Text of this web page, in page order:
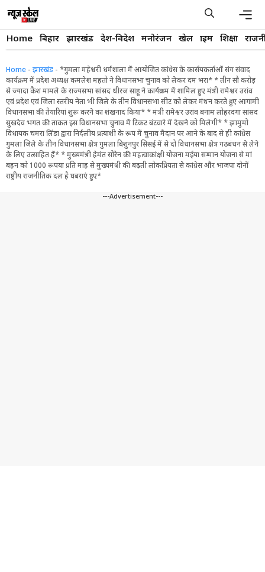
content
Home बिहार झारखंड देश-विदेश मनोरंजन खेल क्राइम शिक्षा
Home - झारखंड - *गुमला महेश्वरी धर्मशाला में आयोजित कांग्रेस के कार्संयकर्ताओं संग संवाद
कार्यक्रम में प्रदेश अध्यक्ष कमलेश महतो ने विधानसभा चुनाव को लेकर दम भरा* * तीन सौ करोड़
से ज्यादा कैश मामले के राज्यसभा सांसद धीरज साहू ने कार्यक्रम में शामिल हुए मंत्री रामेश्वर उरांव
एवं प्रदेश एवं जिला स्तरीय नेता भी जिले के तीन विधानसभा सीट को लेकर मंथन करते हुए आगामी
विधानसभा की तैयारियां शुरू करने का शंखनाद किया* * मंत्री रामेश्वर उरांव बनाम लोहरदगा सांसद
सुखदेव भगत की ताकत इस विधानसभा चुनाव में टिकट बंटवारे में देखने को मिलेगी* * झामुमो
विधायक चमरा लिंडा द्वारा निर्दलीय प्रत्याशी के रूप में चुनाव मैदान पर आने के बाद से ही कांग्रेस
गुमला जिले के तीन विधानसभा क्षेत्र गुमला बिशुनपुर सिसई में से दो विधानसभा क्षेत्र गठबंधन से लेने
के लिए उत्साहित हैं* * मुख्यमंत्री हेमंत सोरेन की महत्वाकांक्षी योजना मईया सम्मान योजना से मां
बहन को 1000 रूपया प्रति माह से मुख्यमंत्री की बढ़ती लोकप्रियता से कांग्रेस और भाजपा दोनों
राष्ट्रीय राजनीतिक दल है घबराएं हुए*
---Advertisement---